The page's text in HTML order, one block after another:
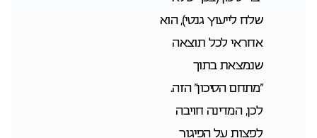
שלח לייעוץ גנטי), הוא
אחראי לכל תוצאה
שנמצאת בתוך
“מתחם הסיכון” הזה.
לכן, המדינה חויבה
לפצות על הפיגור